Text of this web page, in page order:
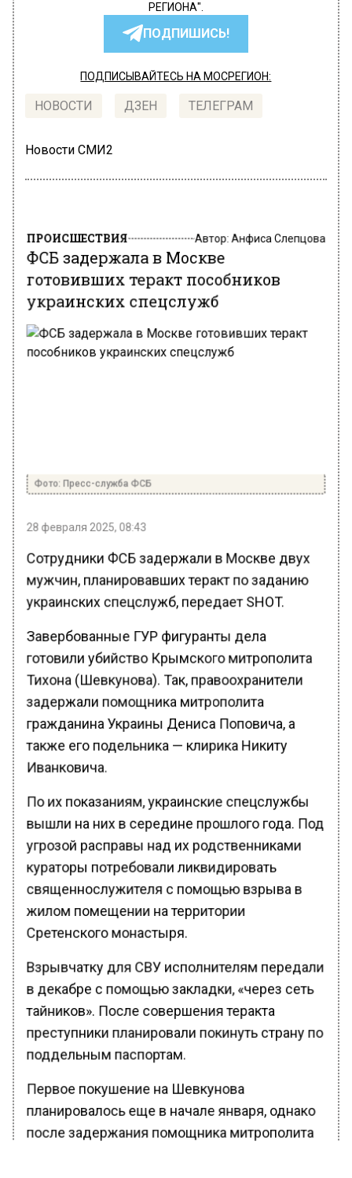
РЕГИОНА".
ПОДПИШИСЬ!
ПОДПИСЫВАЙТЕСЬ НА МОСРЕГИОН:
НОВОСТИ ДЗЕН ТЕЛЕГРАМ
Новости СМИ2
ПРОИСШЕСТВИЯ Автор: Анфиса Слепцова
ФСБ задержала в Москве
готовивших теракт пособников
украинских спецслужб
Фото: Пресс-служба ФСБ
28 февраля 2025, 08:43
Сотрудники ФСБ задержали в Москве двух
мужчин, планировавших теракт по заданию
украинских спецслужб, передает SHOT.
Завербованные ГУР фигуранты дела
готовили убийство Крымского митрополита
Тихона (Шевкунова). Так, правоохранители
задержали помощника митрополита
гражданина Украины Дениса Поповича, а
также его подельника — клирика Никиту
Иванковича.
По их показаниям, украинские спецслужбы
вышли на них в середине прошлого года. Под
угрозой расправы над их родственниками
кураторы потребовали ликвидировать
священнослужителя с помощью взрыва в
жилом помещении на территории
Сретенского монастыря.
Взрывчатку для СВУ исполнителям передали
в декабре с помощью закладки, «через сеть
тайников». После совершения теракта
преступники планировали покинуть страну по
поддельным паспортам.
Первое покушение на Шевкунова
планировалось еще в начале января, однако
после задержания помощника митрополита